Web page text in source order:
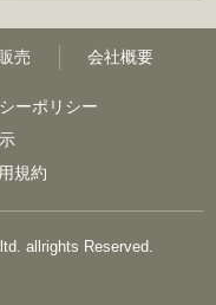
売 会社概要
ーポリシー
規約
allrights Reserved.